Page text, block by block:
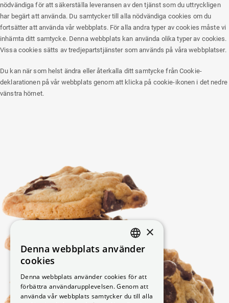
nödvändiga för att säkerställa leveransen av den tjänst som du uttryckligen
har begärt att använda. Du samtycker till alla nödvändiga cookies om du
fortsätter att använda vår webbplats. För alla andra typer av cookies måste vi
inhämta ditt samtycke. Denna webbplats kan använda olika typer av cookies.
Vissa cookies sätts av tredjepartstjänster som används på våra webbplatser.
Du kan när som helst ändra eller återkalla ditt samtycke från Cookie-
deklarationen på vår webbplats genom att klicka på cookie-ikonen i det nedre
vänstra hörnet.
DANISH
ENGLISH
×
Denna webbplats använder
cookies
Denna webbplats använder cookies för att
förbättra användarupplevelsen. Genom att
använda vår webbplats samtycker du till alla